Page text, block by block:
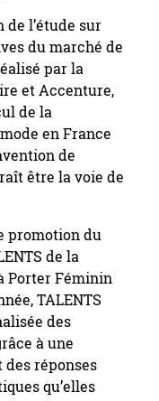
l’étude sur
du marché de
par la
et Accenture,
de la
en France
de
être la voie de
promotion du
de la
Porter Féminin
TALENTS
des
à une
des réponses
qu’elles